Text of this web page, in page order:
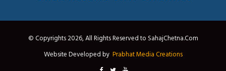
© Copyrights 2026, All Rights Reserved to SahajChetna.Com
Website Developed by Prabhat Media Creations